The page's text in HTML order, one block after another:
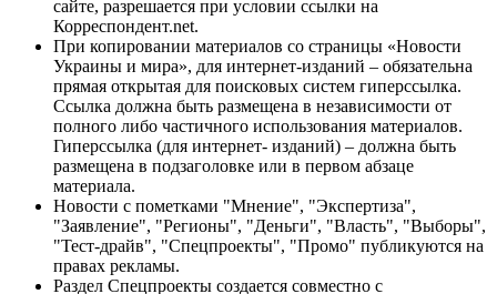
сайте, разрешается при условии ссылки на
Корреспондент.net.
При копировании материалов со страницы «Новости
Украины и мира», для интернет-изданий – обязательна
прямая открытая для поисковых систем гиперссылка.
Ссылка должна быть размещена в независимости от
полного либо частичного использования материалов.
Гиперссылка (для интернет- изданий) – должна быть
размещена в подзаголовке или в первом абзаце
материала.
Новости с пометками "Мнение", "Экспертиза",
"Заявление", "Регионы", "Деньги", "Власть", "Выборы",
"Тест-драйв", "Спецпроекты", "Промо" публикуются на
правах рекламы.
Раздел Спецпроекты создается совместно с